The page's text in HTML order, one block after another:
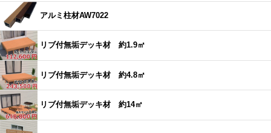
アルミ柱材AW7022
リブ付無垢デッキ材 約1.9㎡
リブ付無垢デッキ材 約4.8㎡
リブ付無垢デッキ材 約14㎡